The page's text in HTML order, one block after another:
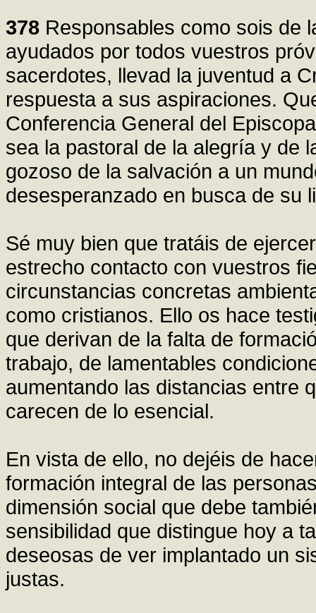
378 Responsables como sois de
ayudados por todos vuestros
sacerdotes, llevad la juventud a
respuesta a sus aspiraciones.
Conferencia General del
sea la pastoral de la alegría y de
gozoso de la salvación a un
desesperanzado en busca de su
Sé muy bien que tratáis de
estrecho contacto con vuestros
circunstancias concretas
como cristianos. Ello os hace
que derivan de la falta de
trabajo, de lamentables
aumentando las distancias entre
carecen de lo esencial.
En vista de ello, no dejéis de
formación integral de las
dimensión social que debe
sensibilidad que distingue hoy a
deseosas de ver implantado un
justas.